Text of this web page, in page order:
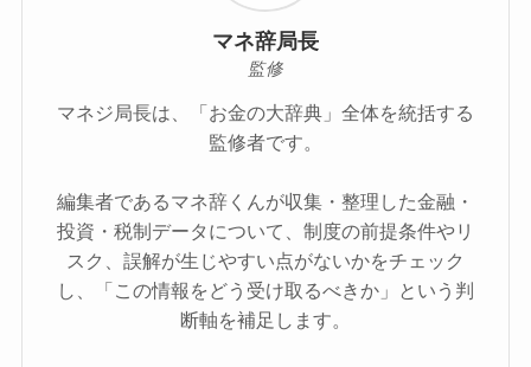
マネ辞局長
監修
マネジ局長は、「お金の大辞典」全体を統括する
監修者です。
編集者であるマネ辞くんが収集・整理した金融・
投資・税制データについて、制度の前提条件やリ
スク、誤解が生じやすい点がないかをチェック
し、「この情報をどう受け取るべきか」という判
断軸を補足します。